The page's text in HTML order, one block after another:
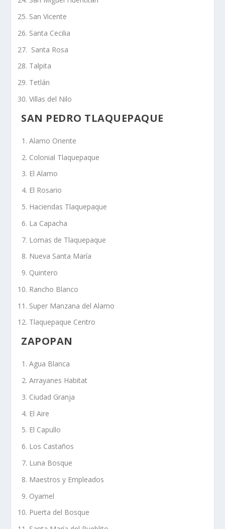
San Vicente
Santa Cecilia
Santa Rosa
Talpita
Tetlán
Villas del Nilo
SAN PEDRO TLAQUEPAQUE
Alamo Oriente
Colonial Tlaquepaque
El Alamo
El Rosario
Haciendas Tlaquepaque
La Capacha
Lomas de Tlaquepaque
Nueva Santa María
Quintero
Rancho Blanco
Super Manzana del Alamo
Tlaquepaque Centro
ZAPOPAN
Agua Blanca
Arrayanes Habitat
Ciudad Granja
El Aire
El Capullo
Los Castaños
Luna Bosque
Maestros y Empleados
Oyamel
Puerta del Bosque